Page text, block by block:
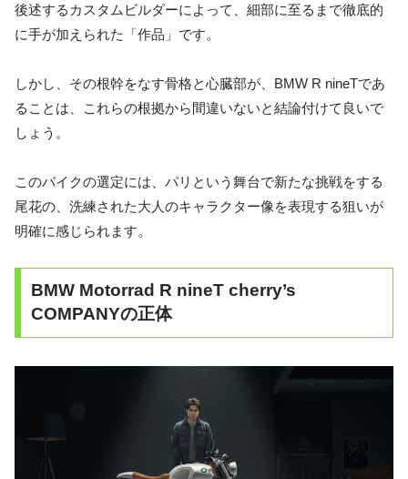
後述するカスタムビルダーによって、細部に至るまで徹底的
に手が加えられた「作品」です。
しかし、その根幹をなす骨格と心臓部が、BMW R nineTであ
ることは、これらの根拠から間違いないと結論付けて良いで
しょう。
このバイクの選定には、パリという舞台で新たな挑戦をする
尾花の、洗練された大人のキャラクター像を表現する狙いが
明確に感じられます。
BMW Motorrad R nineT cherry’s
COMPANYの正体